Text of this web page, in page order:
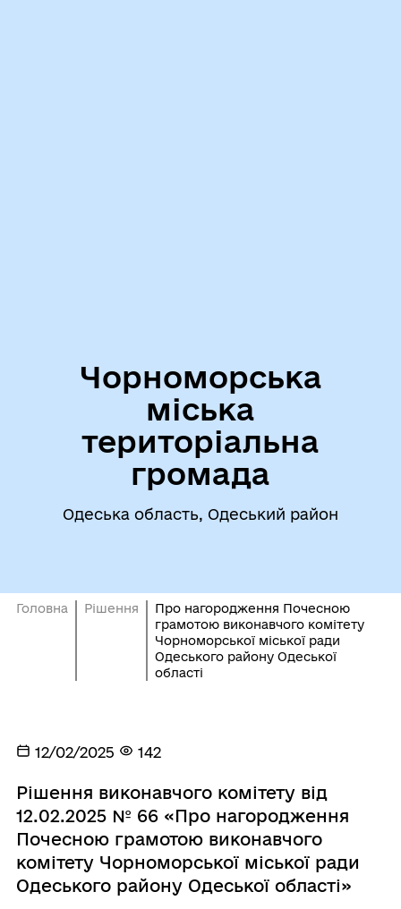
Чорноморська
міська
територіальна
громада
Одеська область, Одеський район
Головна Рішення
Про нагородження Почесною
грамотою виконавчого комітету
Чорноморської міської ради
Одеського району Одеської
області
12/02/2025 142
Рішення виконавчого комітету від
12.02.2025 № 66 «Про нагородження
Почесною грамотою виконавчого
комітету Чорноморської міської ради
Одеського району Одеської області»